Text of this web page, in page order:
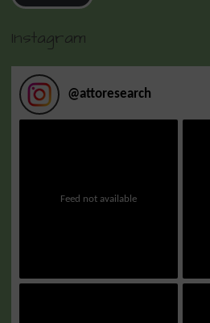
Instagram
@attoresearch
Feed not available